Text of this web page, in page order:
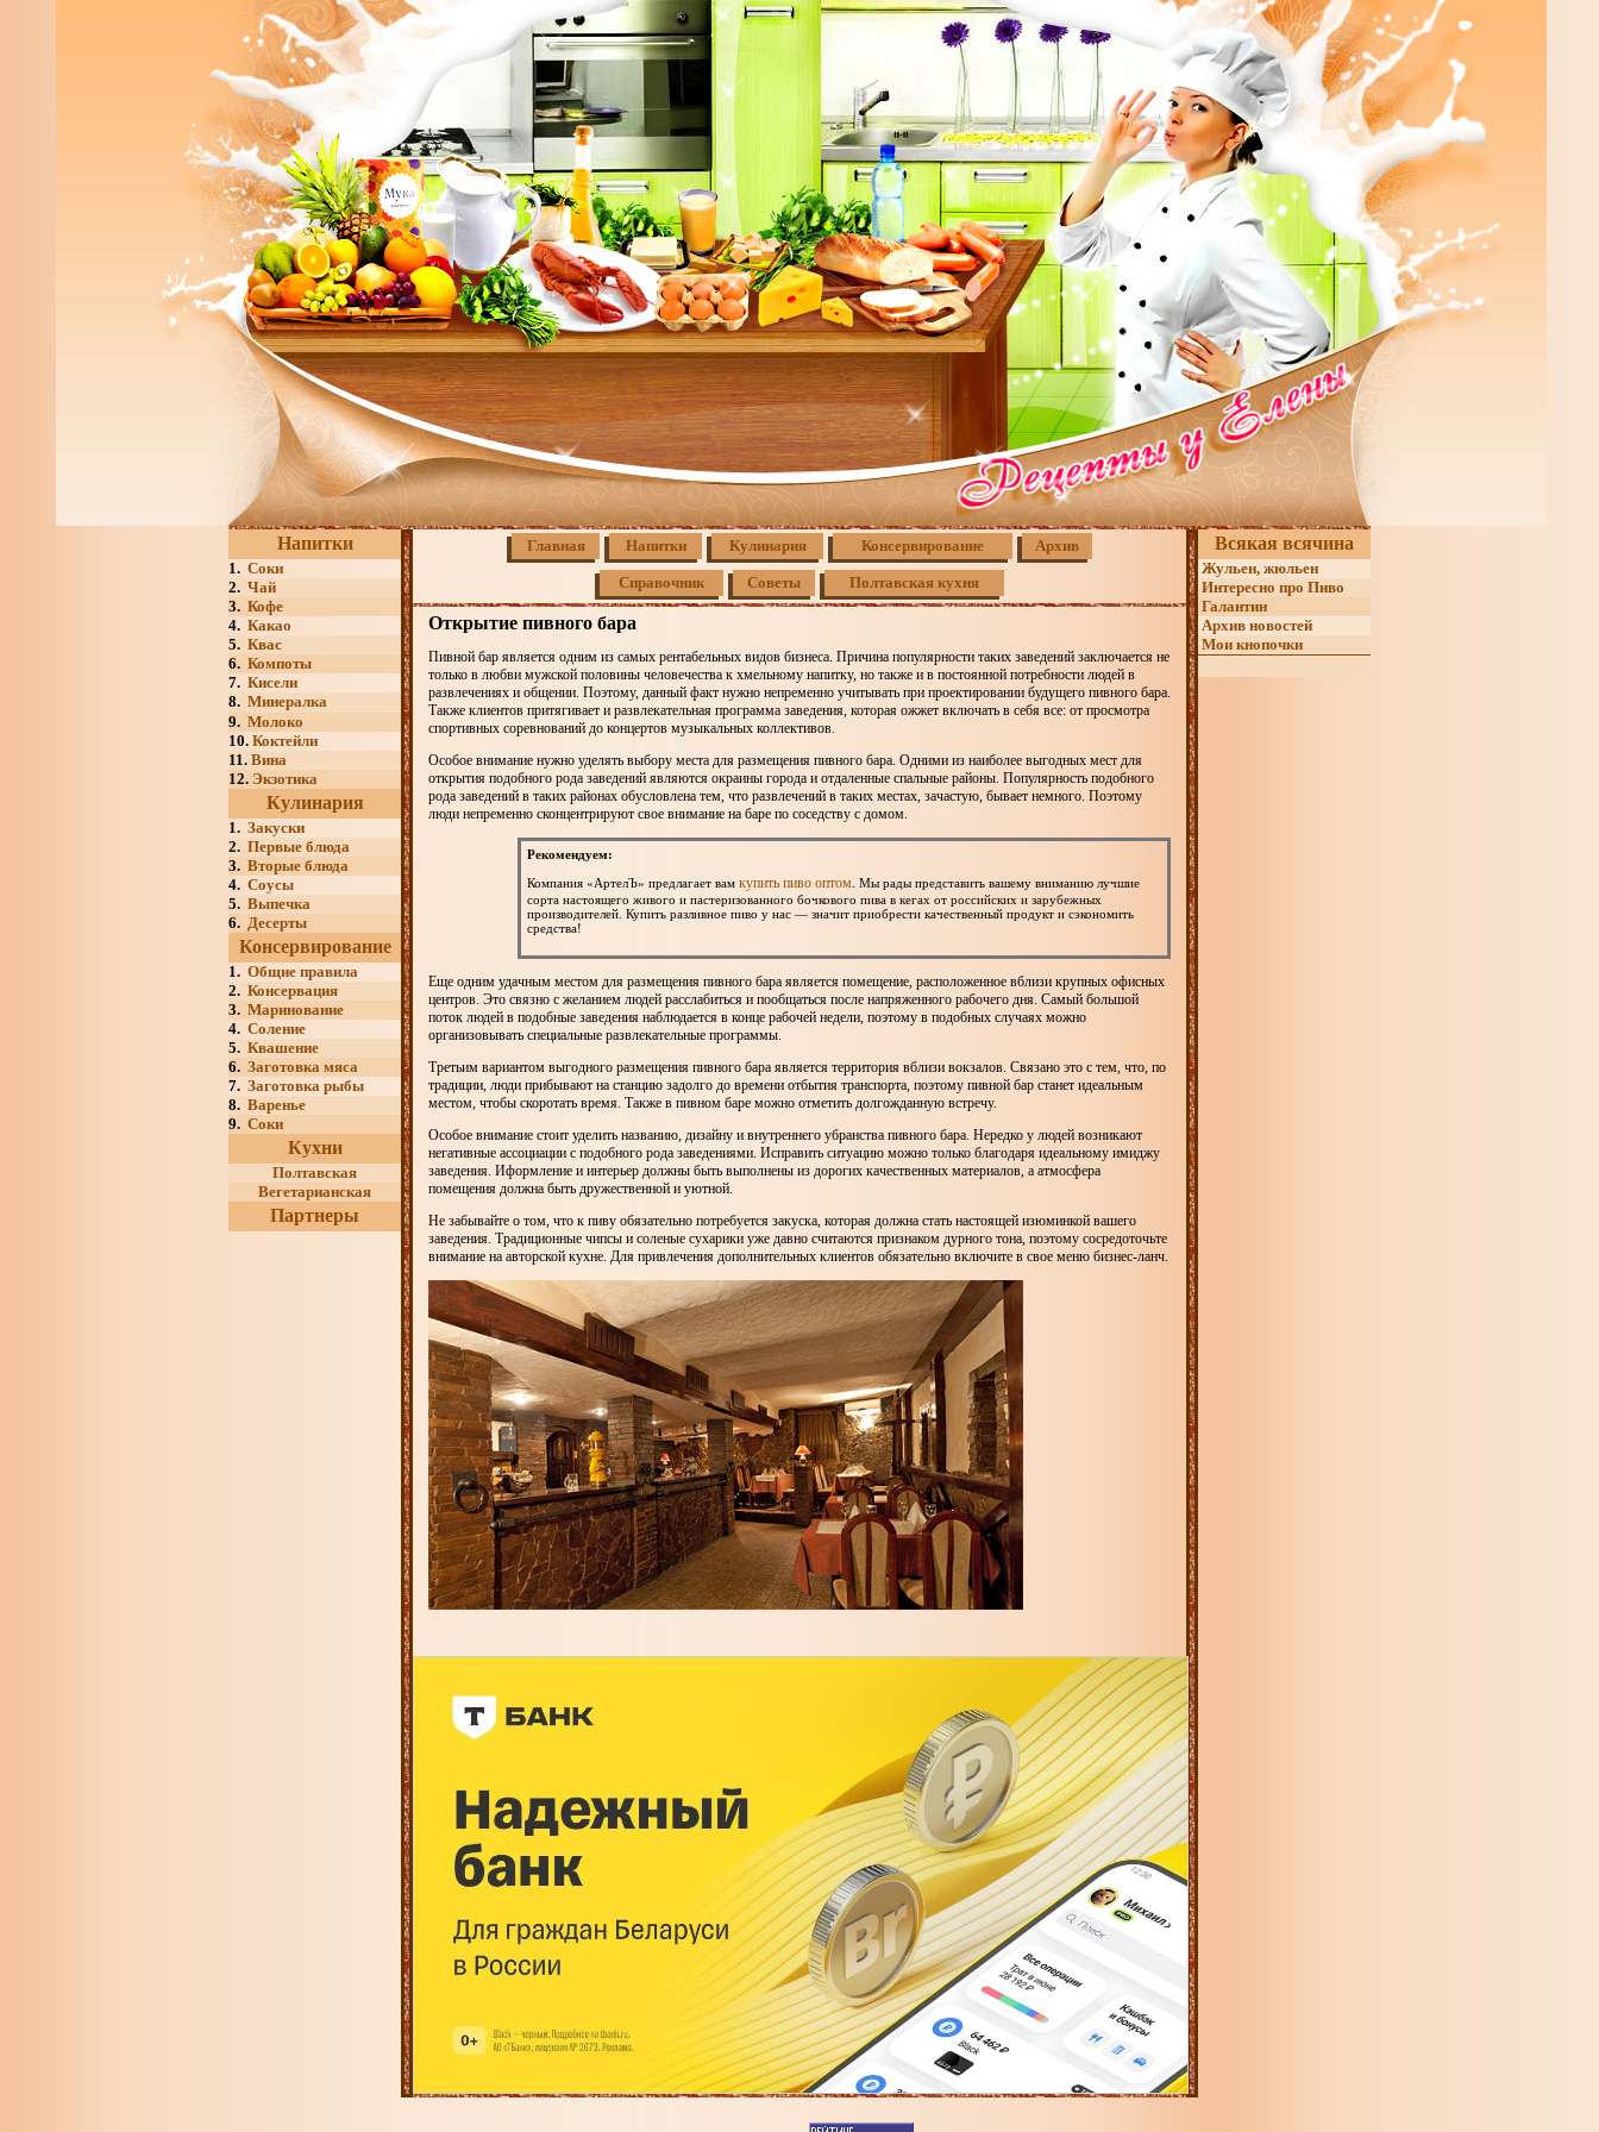
Напитки
1. Соки
2. Чай
3. Кофе
4. Какао
5. Квас
6. Компоты
7. Кисели
8. Минералка
9. Молоко
10. Коктейли
11. Вина
12. Экзотика
Кулинария
1. Закуски
2. Первые блюда
3. Вторые блюда
4. Соусы
5. Выпечка
6. Десерты
Консервирование
1. Общие правила
2. Консервация
3. Маринование
4. Соление
5. Квашение
6. Заготовка мяса
7. Заготовка рыбы
8. Варенье
9. Соки
Кухни
Полтавская
Вегетарианская
Партнеры
Главная Напитки Кулинария Консервирование Архив
Справочник Советы Полтавская кухня
Открытие пивного бара
Пивной бар является одним из самых рентабельных видов бизнеса. Причина популярности таких заведений заключается не
только в любви мужской половины человечества к хмельному напитку, но также и в постоянной потребности людей в
развлечениях и общении. Поэтому, данный факт нужно непременно учитывать при проектировании будущего пивного бара.
Также клиентов притягивает и развлекательная программа заведения, которая ожжет включать в себя все: от просмотра
спортивных соревнований до концертов музыкальных коллективов.
Особое внимание нужно уделять выбору места для размещения пивного бара. Одними из наиболее выгодных мест для
открытия подобного рода заведений являются окраины города и отдаленные спальные районы. Популярность подобного
рода заведений в таких районах обусловлена тем, что развлечений в таких местах, зачастую, бывает немного. Поэтому
люди непременно сконцентрируют свое внимание на баре по соседству с домом.
Рекомендуем:
Компания «АртелЪ» предлагает вам купить пиво оптом . Мы рады представить вашему вниманию лучшие
сорта настоящего живого и пастеризованного бочкового пива в кегах от российских и зарубежных
производителей. Купить разливное пиво у нас — значит приобрести качественный продукт и сэкономить
средства!
Еще одним удачным местом для размещения пивного бара является помещение, расположенное вблизи крупных офисных
центров. Это связно с желанием людей расслабиться и пообщаться после напряженного рабочего дня. Самый большой
поток людей в подобные заведения наблюдается в конце рабочей недели, поэтому в подобных случаях можно
организовывать специальные развлекательные программы.
Третьим вариантом выгодного размещения пивного бара является территория вблизи вокзалов. Связано это с тем, что, по
традиции, люди прибывают на станцию задолго до времени отбытия транспорта, поэтому пивной бар станет идеальным
местом, чтобы скоротать время. Также в пивном баре можно отметить долгожданную встречу.
Особое внимание стоит уделить названию, дизайну и внутреннего убранства пивного бара. Нередко у людей возникают
негативные ассоциации с подобного рода заведениями. Исправить ситуацию можно только благодаря идеальному имиджу
заведения. Иформление и интерьер должны быть выполнены из дорогих качественных материалов, а атмосфера
помещения должна быть дружественной и уютной.
Не забывайте о том, что к пиву обязательно потребуется закуска, которая должна стать настоящей изюминкой вашего
заведения. Традиционные чипсы и соленые сухарики уже давно считаются признаком дурного тона, поэтому сосредоточьте
внимание на авторской кухне. Для привлечения дополнительных клиентов обязательно включите в свое меню бизнес-ланч.
Всякая всячина
Жульен, жюльен
Интересно про Пиво
Галантин
Архив новостей
Мои кнопочки